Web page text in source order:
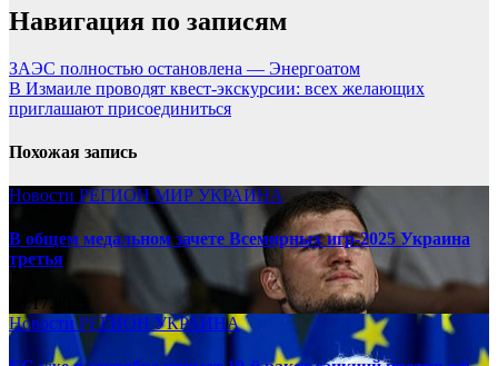
Навигация по записям
ЗАЭС полностью остановлена — Энергоатом
В Измаиле проводят квест-экскурсии: всех желающих
приглашают присоединиться
Похожая запись
Новости РЕГИОНМИР УКРАИНА
В общем медальном зачете Всемирных игр-2025 Украина
третья
08.17.2025
НовостиРЕГИОНУКРАИНА